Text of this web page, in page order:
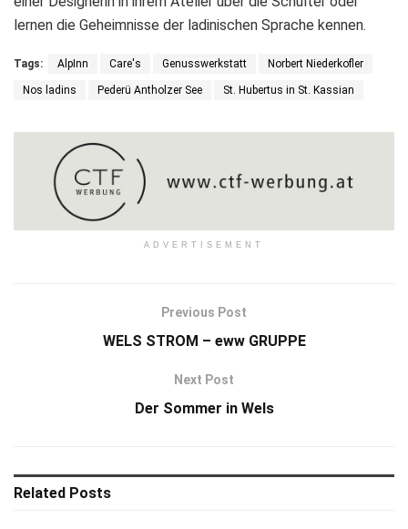
lernen die Geheimnisse der ladinischen Sprache kennen.
Tags: AlpInn Care's Genusswerkstatt Norbert Niederkofler
Nos ladins Pederü Antholzer See St. Hubertus in St. Kassian
ADVERTISEMENT
Previous Post
WELS STROM – eww GRUPPE
Next Post
Der Sommer in Wels
Related Posts